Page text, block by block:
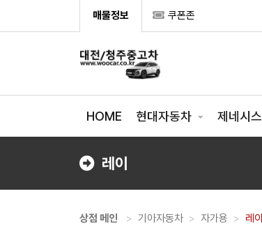
매물정보 쿠폰존
HOME 현대자동차 제네시스
레이
상점 메인 기아자동차 자가용 레이